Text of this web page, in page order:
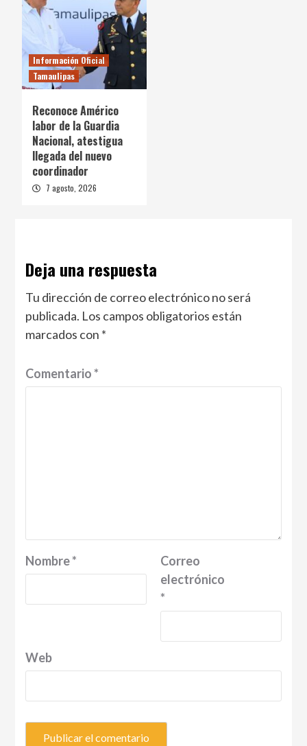
Información Oficial
Tamaulipas
Reconoce Américo
labor de la Guardia
Nacional, atestigua
llegada del nuevo
coordinador
7 agosto, 2026
Deja una respuesta
Tu dirección de correo electrónico no será
publicada. Los campos obligatorios están
marcados con *
Comentario*
Nombre*
Correo
electrónico
*
Web